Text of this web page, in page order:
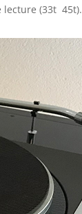
lecture (33t 45t).